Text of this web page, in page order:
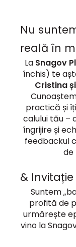
Nu
reală în
La Snagov
închis) te
Cristina
practică și
calului tău –
îngrijire și
feedbackul
de
& Invitație
Suntem
profită de
urmărește
vino la